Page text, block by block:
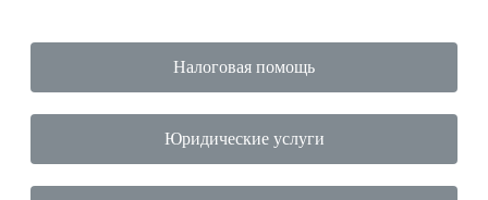
Налоговая помощь
Юридические услуги